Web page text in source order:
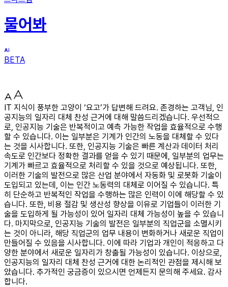
물어봐
BETA
IT 지식이 풍부한 고양이 ‘요고’가 답변해 드려요. 존경하는 고객님, 인
공지능의 일자리 대체 찬성 근거에 대해 말씀드리겠습니다. 우선적으
로, 인공지능 기술은 반복적이고 예측 가능한 작업을 효율적으로 수행
할 수 있습니다. 이는 일부분은 기계가 인간의 노동을 대체할 수 있다
는 것을 시사합니다. 또한, 인공지능 기술은 빠른 계산과 데이터 처리
속도로 인간보다 정확한 결과를 얻을 수 있기 때문에, 일부분의 업무는
기계가 빠르고 효율적으로 처리할 수 있을 것으로 예상됩니다. 또한,
이러한 기술의 발전으로 많은 산업 분야에서 자동화 및 로봇화 기술이
도입되고 있는데, 이는 인간 노동력의 대체로 이어질 수 있습니다. 특
히 단순하고 반복적인 작업을 수행하는 많은 인력이 이에 해당할 수 있
습니다. 또한, 비용 절감 및 생산성 향상을 이유로 기업들이 이러한 기
술을 도입하게 될 가능성이 있어 일자리 대체 가능성이 높을 수 있습니
다. 마지막으로, 인공지능 기술의 발전은 일부분의 직업군을 소멸시키
는 것이 아니라, 해당 직업군의 업무 내용이 변화하거나 새로운 직업이
만들어질 수 있음을 시사합니다. 이에 따라 기업과 개인이 적응하고 다
양한 분야에서 새로운 일자리가 창출될 가능성이 있습니다. 이상으로,
인공지능의 일자리 대체 찬성 근거에 대한 논리적인 관점을 제시해 보
았습니다. 추가적인 궁금증이 있으시면 언제든지 문의해 주세요. 감사
합니다.